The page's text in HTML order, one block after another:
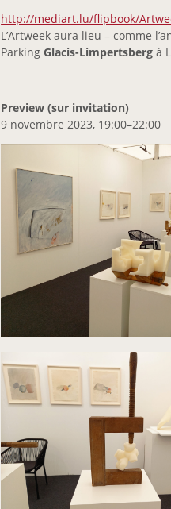
http://mediart.lu/flipbook/
L’Artweek aura lieu – comme
ParkingGlacis-Limpertsberg à
Preview (sur invitation)
9 novembre 2023, 19:00–22:00